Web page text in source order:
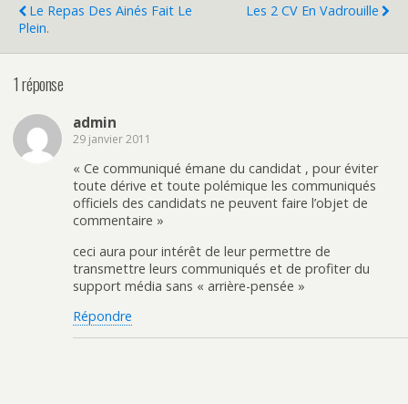
Le Repas Des Ainés Fait Le
Plein.
Les 2 CV En Vadrouille
1 réponse
admin
29 janvier 2011
« Ce communiqué émane du candidat , pour éviter
toute dérive et toute polémique les communiqués
officiels des candidats ne peuvent faire l’objet de
commentaire »
ceci aura pour intérêt de leur permettre de
transmettre leurs communiqués et de profiter du
support média sans « arrière-pensée »
Répondre